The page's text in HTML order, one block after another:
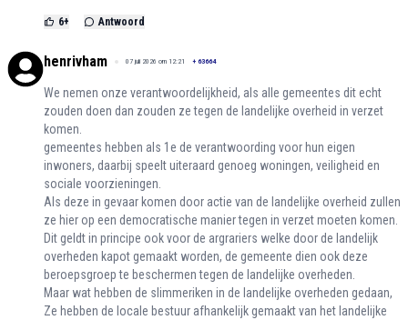
6+ Antwoord
henrivham 07 juli 2026 om 12:21 + 63664
We nemen onze verantwoordelijkheid, als alle gemeentes dit echt
zouden doen dan zouden ze tegen de landelijke overheid in verzet
komen.
gemeentes hebben als 1e de verantwoording voor hun eigen
inwoners, daarbij speelt uiteraard genoeg woningen, veiligheid en
sociale voorzieningen.
Als deze in gevaar komen door actie van de landelijke overheid zullen
ze hier op een democratische manier tegen in verzet moeten komen.
Dit geldt in principe ook voor de argrariers welke door de landelijk
overheden kapot gemaakt worden, de gemeente dien ook deze
beroepsgroep te beschermen tegen de landelijke overheden.
Maar wat hebben de slimmeriken in de landelijke overheden gedaan,
Ze hebben de locale bestuur afhankelijk gemaakt van het landelijke